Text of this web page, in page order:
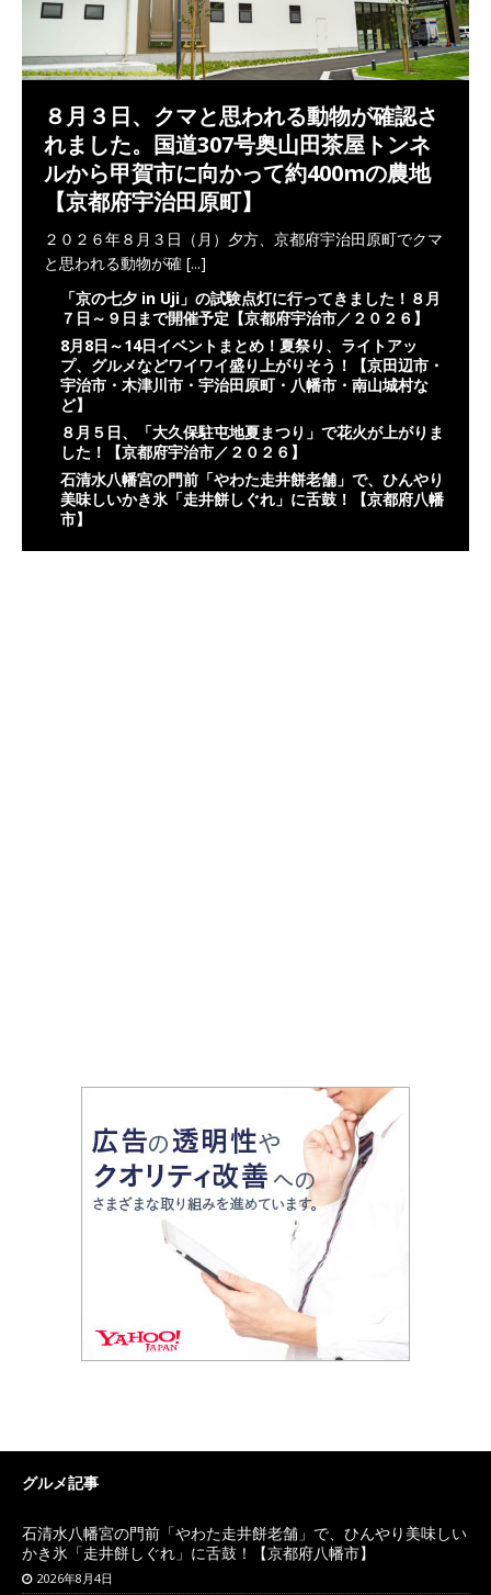
８月３日、クマと思われる動物が確認さ
れました。国道307号奥山田茶屋トンネ
ルから甲賀市に向かって約400mの農地
【京都府宇治田原町】
２０２６年８月３日（月）夕方、京都府宇治田原町でクマ
と思われる動物が確 [...]
「京の七夕 in Uji」の試験点灯に行ってきました！８月
７日～９日まで開催予定【京都府宇治市／２０２６】
8月8日～14日イベントまとめ！夏祭り、ライトアッ
プ、グルメなどワイワイ盛り上がりそう！【京田辺市・
宇治市・木津川市・宇治田原町・八幡市・南山城村な
ど】
８月５日、「大久保駐屯地夏まつり」で花火が上がりま
した！【京都府宇治市／２０２６】
石清水八幡宮の門前「やわた走井餅老舗」で、ひんやり
美味しいかき氷「走井餅しぐれ」に舌鼓！【京都府八幡
市】
グルメ記事
石清水八幡宮の門前「やわた走井餅老舗」で、ひんやり美味しい
かき氷「走井餅しぐれ」に舌鼓！【京都府八幡市】
2026年8月4日